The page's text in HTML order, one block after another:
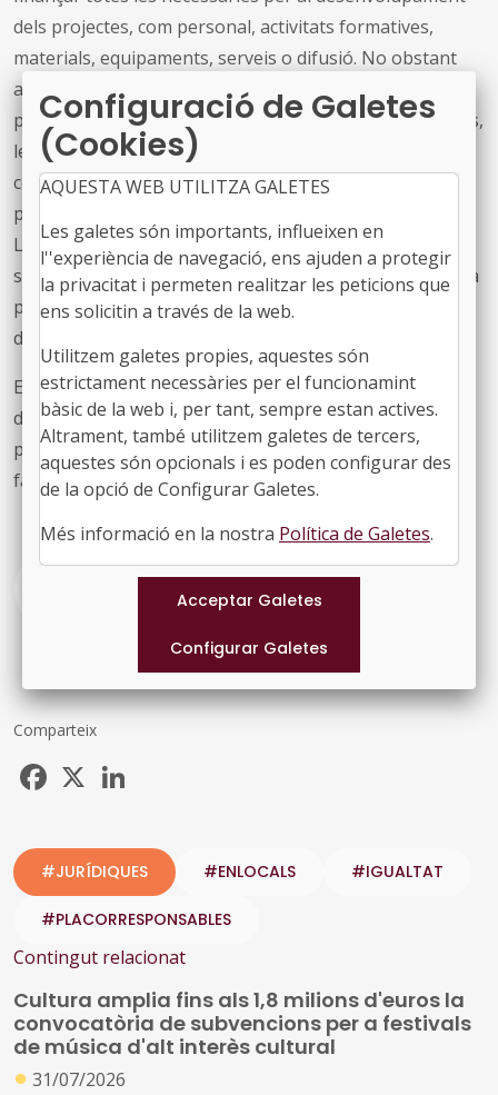
dels projectes, com personal, activitats formatives,
materials, equipaments, serveis o difusió. No obstant
això, s’exclouen determinades despeses, com les
prestacions econòmiques directes a persones o famílies,
les despeses de personal estructural i docent dels
centres educatius i les despeses dels capítols 6 a 9 del
pressupost, tret d'inversions immaterials excepcionals.
Les despeses del capítol 1 (personal) només són
subvencionables de forma excepcional si corresponen a
programes de caràcter temporal vinculats a l'execució
del Pla.
En relació amb les taxes, les comunitats autònomes en
determinaran les condicions, imports i exempcions,
prioritzant les famílies vulnerables i garantint que les
famílies en risc d’exclusió social no hagin de pagar.
Vegeu la resolució
Comparteix
Facebook
#JURÍDIQUES #ENLOCALS #IGUALTAT
#PLACORRESPONSABLES
Contingut relacionat
Cultura amplia fins als 1,8 milions d'euros la
convocatòria de subvencions per a festivals
de música d'alt interès cultural
● 31/07/2026
Configuració de Galetes
(Cookies)
AQUESTA WEB UTILITZA GALETES
Les galetes són importants, influeixen en
l''experiència de navegació, ens ajuden a protegir
la privacitat i permeten realitzar les peticions que
ens solicitin a través de la web.
Utilitzem galetes propies, aquestes són
estrictament necessàries per el funcionamint
bàsic de la web i, per tant, sempre estan actives.
Altrament, també utilitzem galetes de tercers,
aquestes són opcionals i es poden configurar des
de la opció de Configurar Galetes.
Més informació en la nostra Política de Galetes.